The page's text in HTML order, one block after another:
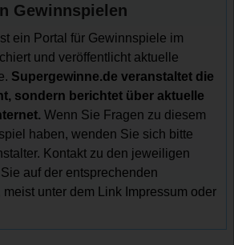
Gewinnspielen
ein Portal für Gewinnspiele im
und veröffentlicht aktuelle
Supergewinne.de veranstaltet die
sondern berichtet über aktuelle
Wenn Sie Fragen zu diesem
haben, wenden Sie sich bitte
Kontakt zu den jeweiligen
auf der entsprechenden
unter dem Link Impressum oder